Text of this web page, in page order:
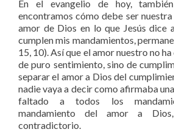
En el evangelio de hoy,
encontramos cómo debe ser
amor de Dios en lo que Jesús dice
cumplen mis mandamientos,
15, 10). Así que el amor nuestro no
de puro sentimiento, sino de
separar el amor a Dios del
nadie vaya a decir como afirmaba
faltado a todos los
mandamiento del amor a
contradictorio.